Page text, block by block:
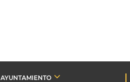
AYUNTAMIENTO